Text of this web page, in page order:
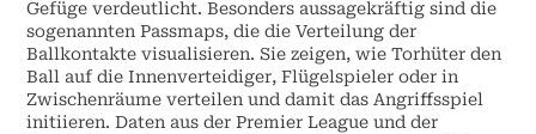
Gefüge verdeutlicht. Besonders aussagekräftig sind die
sogenannten Passmaps, die die Verteilung der
Ballkontakte visualisieren. Sie zeigen, wie Torhüter den
Ball auf die Innenverteidiger, Flügelspieler oder in
Zwischenräume verteilen und damit das Angriffsspiel
initiieren. Daten aus der Premier League und der